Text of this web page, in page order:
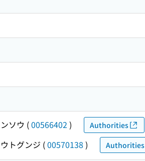
ソウ (00566402 ) Authorities
トグンジ (00570138 ) Authorities